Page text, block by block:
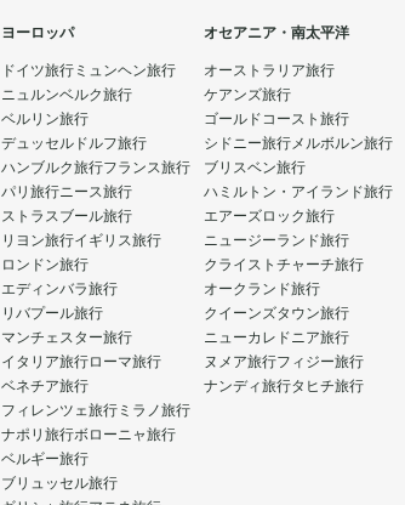
ヨーロッパ
ドイツ旅行 ミュンヘン旅行
ニュルンベルク旅行
ベルリン旅行
デュッセルドルフ旅行
ハンブルク旅行フランス旅行
パリ旅行ニース旅行
ストラスブール旅行
リヨン旅行イギリス旅行
ロンドン旅行
エディンバラ旅行
リバプール旅行
マンチェスター旅行
イタリア旅行ローマ旅行
ベネチア旅行
フィレンツェ旅行 ミラノ旅行
ナポリ旅行ボローニャ旅行
ベルギー旅行
ブリュッセル旅行
オセアニア・南太平洋
オーストラリア旅行
ケアンズ旅行
ゴールドコースト旅行
シドニー旅行メルボルン旅行
ブリスベン旅行
ハミルトン・アイランド旅行
エアーズロック旅行
ニュージーランド旅行
クライストチャーチ旅行
オークランド旅行
クイーンズタウン旅行
ニューカレドニア旅行
ヌメア旅行フィジー旅行
ナンディ旅行タヒチ旅行